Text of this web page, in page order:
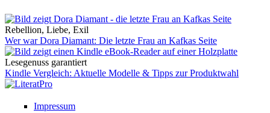
Rebellion, Liebe, Exil
Wer war Dora Diamant: Die letzte Frau an Kafkas Seite
Lesegenuss garantiert
Kindle Vergleich: Aktuelle Modelle & Tipps zur Produktwahl
Impressum